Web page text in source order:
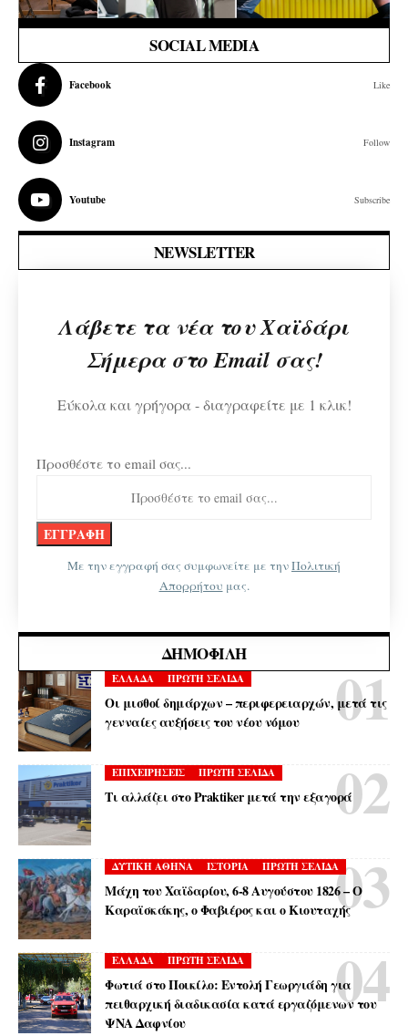
SOCIAL MEDIA
Facebook Like
Instagram Follow
Youtube Subscribe
NEWSLETTER
Λάβετε τα νέα του Χαϊδάρι
Σήμερα στο Email σας!
Εύκολα και γρήγορα - διαγραφείτε με 1 κλικ!
Προσθέστε το email σας...
Με την εγγραφή σας συμφωνείτε με τηνΠολιτική
Απορρήτου μας.
ΔΗΜΟΦΙΛΉ
ΕΛΛΑΔΑ ΠΡΩΤΗ ΣΕΛΙΔΑ
Οι μισθοί δημάρχων – περιφερειαρχών, μετά τις
γενναίες αυξήσεις του νέου νόμου
ΕΠΙΧΕΙΡΗΣΕΙΣ ΠΡΩΤΗ ΣΕΛΙΔΑ
Τι αλλάζει στο Praktiker μετά την εξαγορά
ΔΥΤΙΚΗ ΑΘΗΝΑ ΙΣΤΟΡΙΑ ΠΡΩΤΗ ΣΕΛΙΔΑ
Μάχη του Χαϊδαρίου, 6-8 Αυγούστου 1826 – Ο
Καραϊσκάκης, ο Φαβιέρος και ο Κιουταχής
ΕΛΛΑΔΑ ΠΡΩΤΗ ΣΕΛΙΔΑ
Φωτιά στο Ποικίλο: Εντολή Γεωργιάδη για
πειθαρχική διαδικασία κατά εργαζόμενων του
ΨΝΑ Δαφνίου